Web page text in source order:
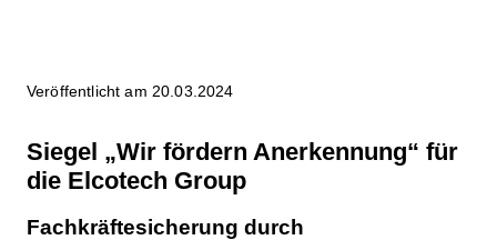
Veröffentlicht am 20.03.2024
Siegel „Wir fördern Anerkennung“ für
die Elcotech Group
Fachkräftesicherung durch